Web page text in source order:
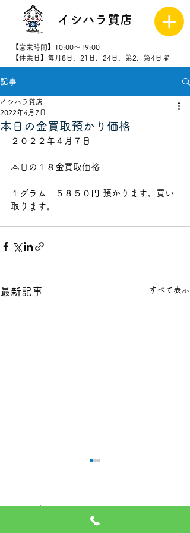
イシハラ質店
【営業時間】10:00～19:00
【休業日】毎月8日、21日、24日、第2、第4日曜
8523
記事
本日の金買取預かり価格
イシハラ質店
2022年4月7日
２０２２年４月７日
本日の１８金買取価格
１グラム　５８５０円 預かります。買い
取ります。
最新記事 すべて表示
格
本日 １８金 1グラム １５９
コメント